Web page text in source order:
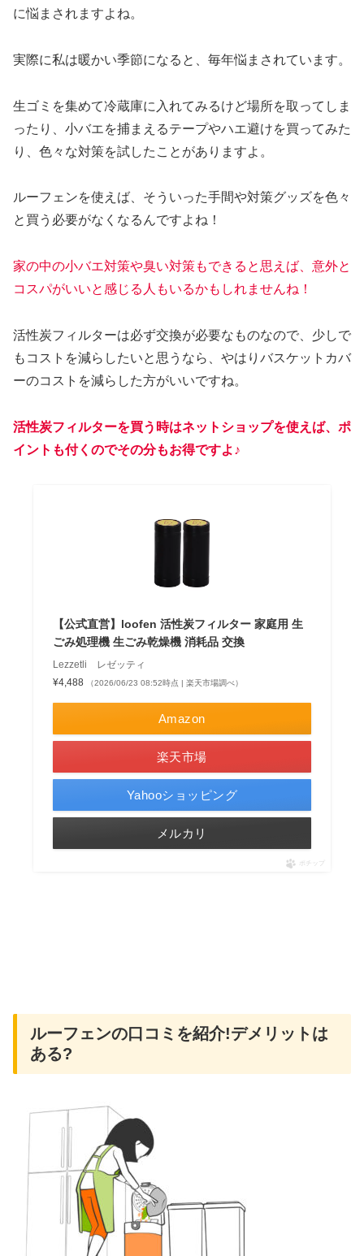
に悩まされますよね。
実際に私は暖かい季節になると、毎年悩まされています。
生ゴミを集めて冷蔵庫に入れてみるけど場所を取ってしま
ったり、小バエを捕まえるテープやハエ避けを買ってみた
り、色々な対策を試したことがありますよ。
ルーフェンを使えば、そういった手間や対策グッズを色々
と買う必要がなくなるんですよね！
家の中の小バエ対策や臭い対策もできると思えば、意外と
コスパがいいと感じる人もいるかもしれませんね！
活性炭フィルターは必ず交換が必要なものなので、少しで
もコストを減らしたいと思うなら、やはりバスケットカバ
ーのコストを減らした方がいいですね。
活性炭フィルターを買う時はネットショップを使えば、ポ
イントも付くのでその分もお得ですよ♪
【公式直営】loofen 活性炭フィルター 家庭用 生
ごみ処理機 生ごみ乾燥機 消耗品 交換
Lezzetli レゼッティ
¥4,488
（2026/06/23 08:52時点 | 楽天市場調べ）
Amazon
楽天市場
Yahooショッピング
メルカリ
ポチップ
ルーフェンの口コミを紹介!デメリットは
ある?